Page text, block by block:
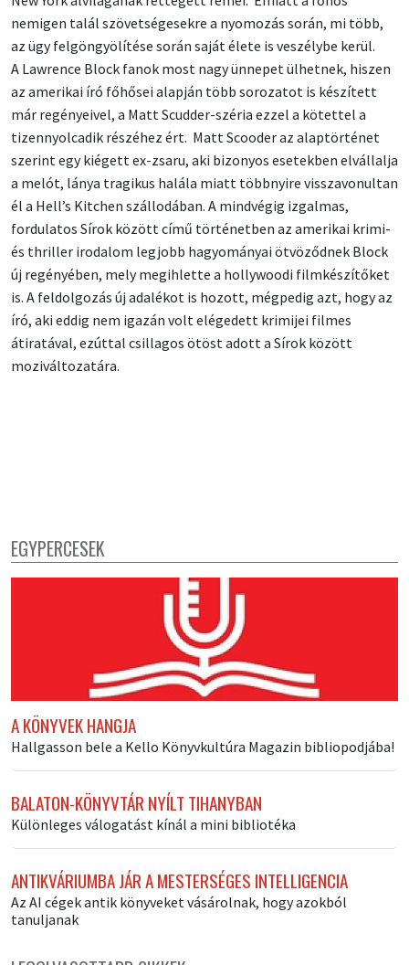
nemigen talál szövetségesekre a nyomozás során, mi több,
az ügy felgöngyölítése során saját élete is veszélybe kerül.
A Lawrence Block fanok most nagy ünnepet ülhetnek, hiszen
az amerikai író főhősei alapján több sorozatot is készített
már regényeivel, a Matt Scudder-széria ezzel a kötettel a
tizennyolcadik részéhez ért. Matt Scooder az alaptörténet
szerint egy kiégett ex-zsaru, aki bizonyos esetekben elvállalja
a melót, lánya tragikus halála miatt többnyire visszavonultan
él a Hell’s Kitchen szállodában. A mindvégig izgalmas,
fordulatos Sírok között című történetben az amerikai krimi-
és thriller irodalom legjobb hagyományai ötvöződnek Block
új regényében, mely megihlette a hollywoodi filmkészítőket
is. A feldolgozás új adalékot is hozott, mégpedig azt, hogy az
író, aki eddig nem igazán volt elégedett krimijei filmes
átiratával, ezúttal csillagos ötöst adott a Sírok között
moziváltozatára.
EGYPERCESEK
A KÖNYVEK HANGJA
Hallgasson bele a Kello Könyvkultúra Magazin bibliopodjába!
BALATON-KÖNYVTÁR NYÍLT TIHANYBAN
Különleges válogatást kínál a mini bibliotéka
ANTIKVÁRIUMBA JÁR A MESTERSÉGES INTELLIGENCIA
Az AI cégek antik könyveket vásárolnak, hogy azokból
tanuljanak